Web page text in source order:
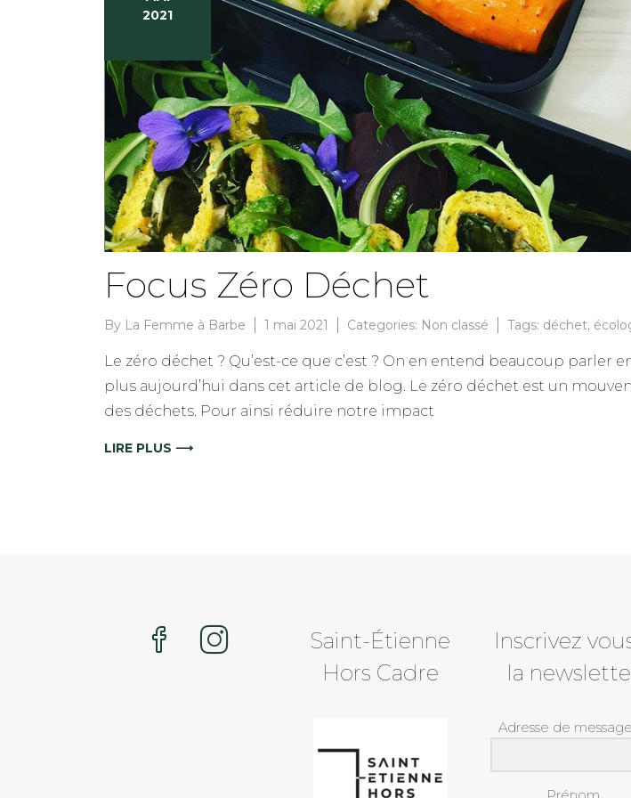
2021
Focus Zéro Déchet
By La Femme à Barbe 1 mai 2021 Categories: Non classé Tags: déchet,
Le zéro déchet ? Qu’est-ce que c’est ? On en entend beaucoup
plus aujourd’hui dans cet article de blog. Le zéro déchet est un
des déchets. Pour ainsi réduire notre impact
LIRE PLUS ⟶
Saint-Étienne
Hors Cadre
Inscrivez
la
Adresse de